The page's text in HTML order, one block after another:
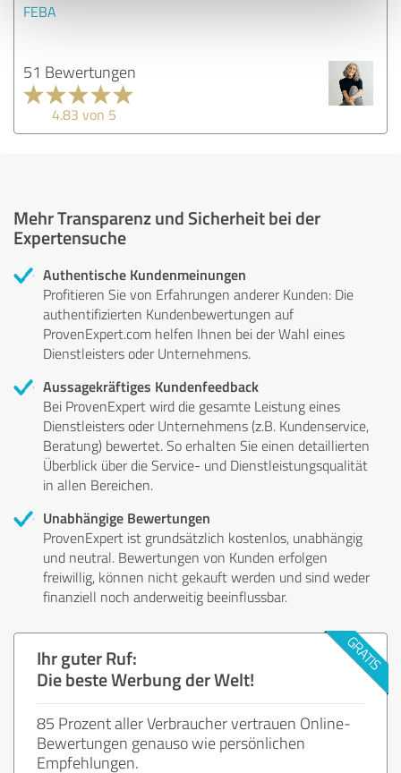
FEBA
51 Bewertungen
4.83 von 5
Mehr Transparenz und Sicherheit bei der
Expertensuche
Authentische Kundenmeinungen
Profitieren Sie von Erfahrungen anderer Kunden: Die
authentifizierten Kundenbewertungen auf
ProvenExpert.com helfen Ihnen bei der Wahl eines
Dienstleisters oder Unternehmens.
Aussagekräftiges Kundenfeedback
Bei ProvenExpert wird die gesamte Leistung eines
Dienstleisters oder Unternehmens (z.B. Kundenservice,
Beratung) bewertet. So erhalten Sie einen detaillierten
Überblick über die Service- und Dienstleistungsqualität
in allen Bereichen.
Unabhängige Bewertungen
ProvenExpert ist grundsätzlich kostenlos, unabhängig
und neutral. Bewertungen von Kunden erfolgen
freiwillig, können nicht gekauft werden und sind weder
finanziell noch anderweitig beeinflussbar.
Ihr guter Ruf:
Die beste Werbung der Welt!
85 Prozent aller Verbraucher vertrauen Online-
Bewertungen genauso wie persönlichen
Empfehlungen.